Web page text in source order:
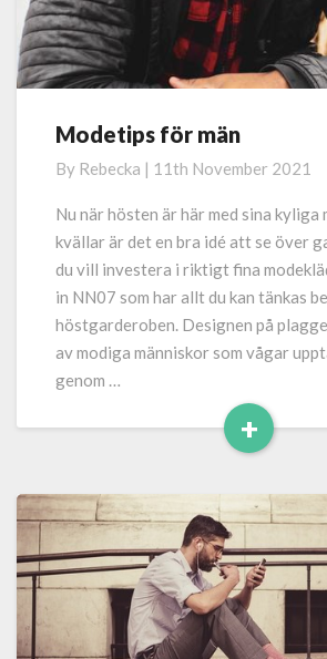
Modetips
män
Modetips för män
By Rebecka | 11th November 2021
Nu när hösten är här med sina kyliga
kvällar är det en bra idé att se över
du vill investera i riktigt fina
in NN07 som har allt du kan tänkas
höstgarderoben. Designen på
av modiga människor som vågar
genom …
+
Read